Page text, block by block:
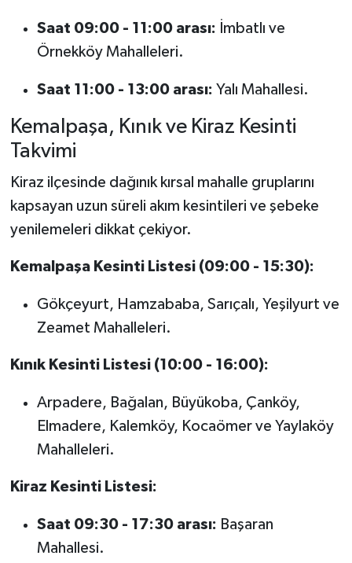
Saat 09:00 - 11:00 arası: İmbatlı ve
Örnekköy Mahalleleri.
Saat 11:00 - 13:00 arası: Yalı Mahallesi.
Kemalpaşa, Kınık ve Kiraz Kesinti
Takvimi
Kiraz ilçesinde dağınık kırsal mahalle gruplarını
kapsayan uzun süreli akım kesintileri ve şebeke
yenilemeleri dikkat çekiyor.
Kemalpaşa Kesinti Listesi (09:00 - 15:30):
Gökçeyurt, Hamzababa, Sarıçalı, Yeşilyurt ve
Zeamet Mahalleleri.
Kınık Kesinti Listesi (10:00 - 16:00):
Arpadere, Bağalan, Büyükoba, Çanköy,
Elmadere, Kalemköy, Kocaömer ve Yaylaköy
Mahalleleri.
Kiraz Kesinti Listesi:
Saat 09:30 - 17:30 arası: Başaran
Mahallesi.